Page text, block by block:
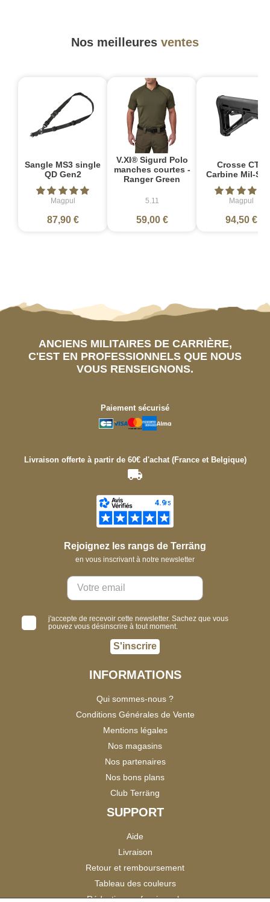
Nos meilleures ventes
Sangle MS3 single
QD Gen2
Magpul
87,90 €
V.XI® Sigurd Polo
manches courtes -
Ranger Green
5.11
59,00 €
Crosse CTR
Carbine Mil-
Magpul
94,50 €
ANCIENS MILITAIRES DE CARRIÈRE,
C'EST EN PROFESSIONNELS QUE NOUS
VOUS RENSEIGNONS.
Paiement sécurisé
Livraison offerte à partir de 60€ d'achat (France et Belgique)
Rejoignez les rangs de Terräng
en vous inscrivant à notre newsletter
j'accepte de recevoir cette newsletter. Sachez que vous
pouvez vous désinscrire à tout moment.
S'inscrire
INFORMATIONS
Qui sommes-nous ?
Conditions Générales de Vente
Mentions légales
Nos magasins
Nos partenaires
Nos bons plans
Club Terräng
SUPPORT
Aide
Livraison
Retour et remboursement
Tableau des couleurs
Réduction professionnels